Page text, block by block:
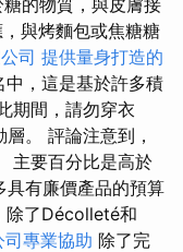
的物質，與皮膚接
與烤麵包或焦糖糖
司 提供量身打造的
中，這是基於許多積
期間，請勿穿衣
。 評論注意到，
主要百分比是高於
具有廉價產品的預算
除了Décolleté和
專業協助 除了完